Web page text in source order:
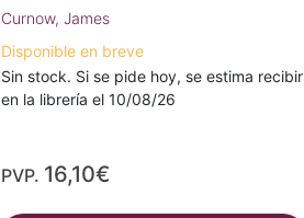
Curnow, James
Disponible en breve
Sin stock. Si se pide hoy, se estima recibir
en la librería el 10/08/26
PVP. 16,10€